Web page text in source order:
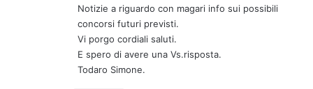
Notizie a riguardo con magari info sui possibili
concorsi futuri previsti.
Vi porgo cordiali saluti.
E spero di avere una Vs.risposta.
Todaro Simone.